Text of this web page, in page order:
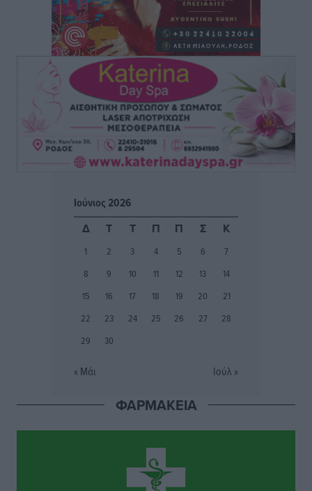
ΑΕΡΑ: Δεν σταματάει να ενισχύεται, νέο απόκτημα ο
Μητρόπουλος
Αθλητικά• πριν 3 ώρες
Κλεάνθης: Δουλειές μετά ευχαριστιών στο γήπεδο,
ατομικό για δύο
Αθλητικά πριν 3 ώρες
Φοίβος: Εν αναμονή του Νίκου Λαζίδη
πριν 3 ώρες
Εθνικός Αρχίπολης: Μεγάλο βήμα προόδου η ίδρυση
Ιππότες: Με το βλέμμα στραμμένο στο μέλλον
Ιούνιος 2026
Δ
Τ Τ Π Π Σ Κ
1 2 3 4 5 6
7
8
9 10 11 12 13
14
15
16 17 18 19 20
21
22
23 24 25 26 27
28
29
30
« Μάι Ιούλ »
ΦΑΡΜΑΚΕΙΑ